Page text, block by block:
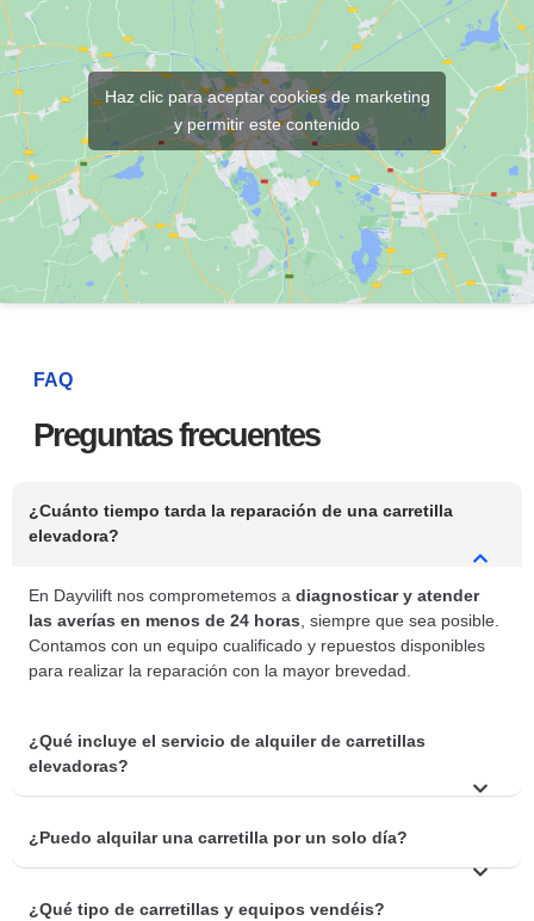
Haz clic para aceptar cookies de marketing
y permitir este contenido
FAQ
Preguntas frecuentes
¿Cuánto tiempo tarda la reparación de una carretilla
elevadora?
En Dayvilift nos comprometemos a diagnosticar y atender
las averías en menos de 24 horas , siempre que sea posible.
Contamos con un equipo cualificado y repuestos disponibles
para realizar la reparación con la mayor brevedad.
¿Qué incluye el servicio de alquiler de carretillas
elevadoras?
¿Puedo alquilar una carretilla por un solo día?
¿Qué tipo de carretillas y equipos vendéis?